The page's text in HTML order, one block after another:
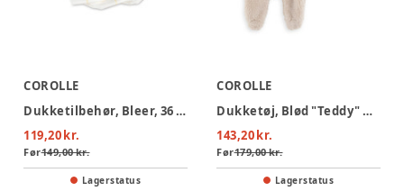
COROLLE
Dukketilbehør, Bleer, 36 cm
119,20 kr.
Før149,00 kr.
Lagerstatus
COROLLE
Dukketøj, Blød "Teddy" Overall, 30 cm
143,20 kr.
Før179,00 kr.
Lagerstatus